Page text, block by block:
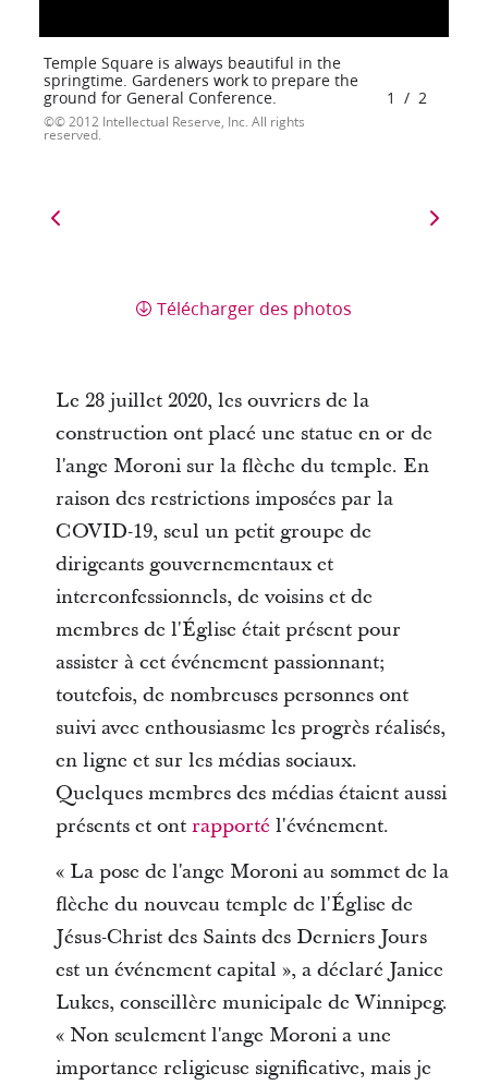
Temple Square is always beautiful in the
springtime. Gardeners work to prepare the
ground for General Conference.
© 2012 Intellectual Reserve, Inc. All rights
reserved.
1 / 2
Télécharger des photos
Le 28 juillet 2020, les ouvriers de la
construction ont placé une statue en or de
l'ange Moroni sur la flèche du temple. En
raison des restrictions imposées par la
COVID-19, seul un petit groupe de
dirigeants gouvernementaux et
interconfessionnels, de voisins et de
membres de l'Église était présent pour
assister à cet événement passionnant;
toutefois, de nombreuses personnes ont
suivi avec enthousiasme les progrès réalisés,
en ligne et sur les médias sociaux.
Quelques membres des médias étaient aussi
présents et ont rapporté l'événement.
« La pose de l'ange Moroni au sommet de la
flèche du nouveau temple de l'Église de
Jésus-Christ des Saints des Derniers Jours
est un événement capital », a déclaré Janice
Lukes, conseillère municipale de Winnipeg.
« Non seulement l'ange Moroni a une
importance religieuse significative, mais je